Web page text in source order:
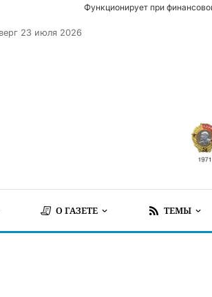
Функционирует при
23 июля 2026
О ГАЗЕТЕ ТЕМЫ